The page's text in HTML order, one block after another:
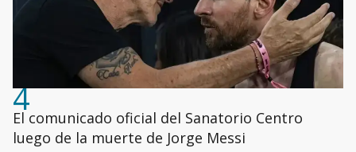
4
El comunicado oficial del Sanatorio Centro
luego de la muerte de Jorge Messi